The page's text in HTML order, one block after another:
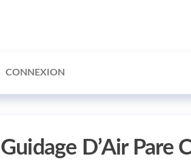
CONNEXION
Guidage D’Air Pare